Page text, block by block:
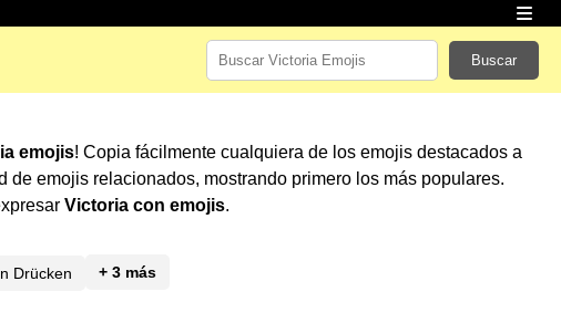
Buscar
emojis! Copia fácilmente cualquiera de los emojis destacados a
emojis relacionados, mostrando primero los más populares.
Victoria con emojis.
Drücken + 3 más